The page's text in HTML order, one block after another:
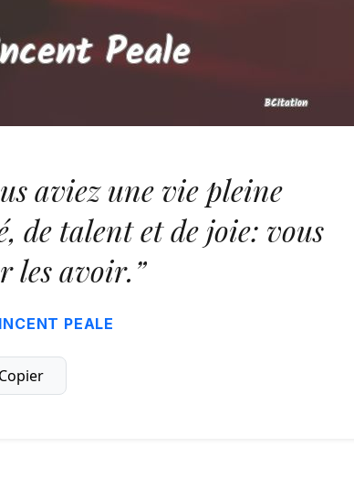
aviez une vie pleine
de talent et de joie: vous
les avoir.”
PEALE